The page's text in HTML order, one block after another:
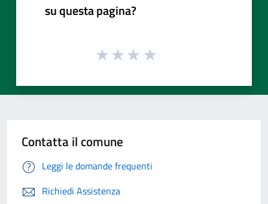
su questa pagina?
Contatta il comune
Leggi le domande frequenti
Richiedi Assistenza